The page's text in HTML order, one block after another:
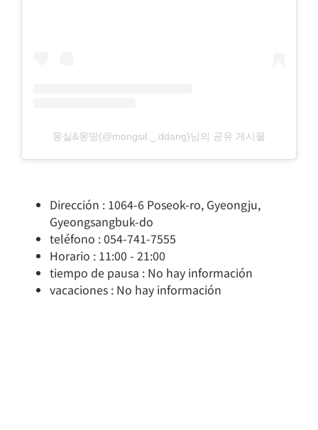
몽실&몽땅(@mongsil._.ddang)님의 공유 게시물
Dirección : 1064-6 Poseok-ro, Gyeongju,
Gyeongsangbuk-do
teléfono : 054-741-7555
Horario : 11:00 - 21:00
tiempo de pausa : No hay información
vacaciones : No hay información